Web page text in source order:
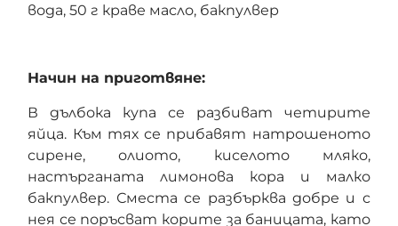
вода, 50 г краве масло, бакпулвер
Начин на приготвяне:
В дълбока купа се разбиват четирите
яйца. Към тях се прибавят натрошеното
сирене, олиото, киселото мляко,
настърганата лимонова кора и малко
бакпулвер. Сместа се разбърква добре и с
нея се поръсват корите за баницата, като